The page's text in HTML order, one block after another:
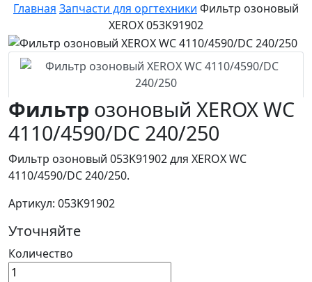
Главная Запчасти для оргтехники Фильтр озоновый
XEROX 053K91902
Фильтр озоновый XEROX WC
4110/4590/DC 240/250
Фильтр озоновый 053K91902 для XEROX WC
4110/4590/DC 240/250.
Артикул: 053K91902
Уточняйте
Количество